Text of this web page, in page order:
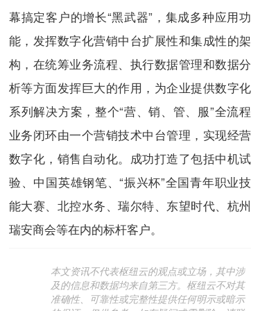
幕搞定客户的增长“黑武器”，集成多种应用功
能，发挥数字化营销中台扩展性和集成性的架
构，在统筹业务流程、执行数据管理和数据分
析等方面发挥巨大的作用，为企业提供数字化
系列解决方案，整个“营、销、管、服”全流程
业务闭环由一个营销技术中台管理，实现经营
数字化，销售自动化。成功打造了包括中机试
验、中国英雄钢笔、“振兴杯”全国青年职业技
能大赛、北控水务、瑞尔特、东望时代、杭州
瑞安商会等在内的标杆客户。
本文资讯不代表枢纽云的观点或立场，其中涉
及的信息和数据均来自第三方。枢纽云不对其
准确性、可靠性或完整性提供任何明示或暗示